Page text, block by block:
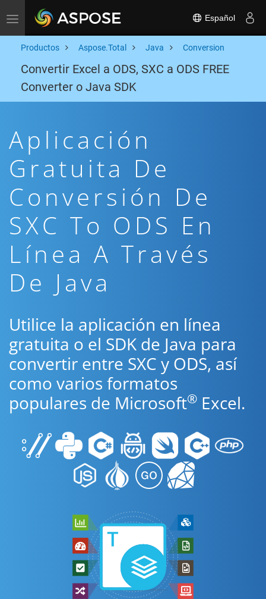
Toggle navigation Español
Productos Aspose.Total Java Conversion
Convertir Excel a ODS, SXC a ODS FREE
Converter o Java SDK
Aplicación
Gratuita De
Conversión De
SXC To ODS En
Línea A Través
De Java
Utilice la aplicación en línea
gratuita o el SDK de Java para
convertir entre SXC y ODS, así
como varios formatos
populares de Microsoft® Excel.